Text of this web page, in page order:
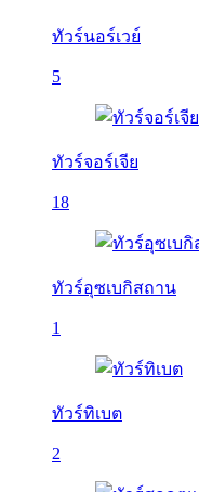
ทัวร์นอร์เวย์
5
ทัวร์จอร์เจีย
18
ทัวร์อุซเบกิสถาน
1
ทัวร์ทิเบต
2